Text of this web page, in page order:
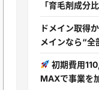
「育毛剤成分
ドメイン取得
メインなら“全
初期費用
MAXで事業を